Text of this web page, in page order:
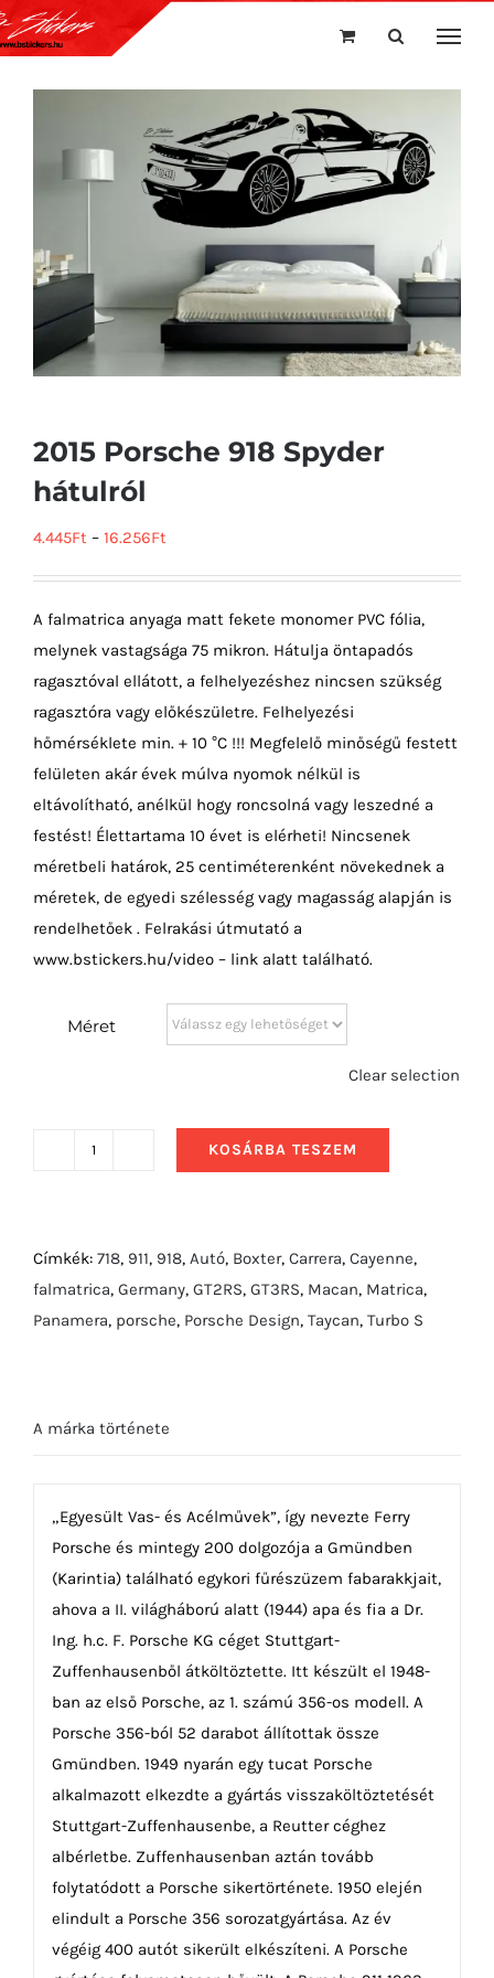
Kihagyás
2015 Porsche 918 Spyder
hátulról
4.445Ft – 16.256Ft
A falmatrica anyaga matt fekete monomer PVC fólia,
melynek vastagsága 75 mikron. Hátulja öntapadós
ragasztóval ellátott, a felhelyezéshez nincsen szükség
ragasztóra vagy előkészületre. Felhelyezési
hőmérséklete min. + 10 °C !!! Megfelelő minőségű festett
felületen akár évek múlva nyomok nélkül is
eltávolítható, anélkül hogy roncsolná vagy leszedné a
festést! Élettartama 10 évet is elérheti! Nincsenek
méretbeli határok, 25 centiméterenként növekednek a
méretek, de egyedi szélesség vagy magasság alapján is
rendelhetőek . Felrakási útmutató a
www.bstickers.hu/video – link alatt található.
Méret
Clear selection
Spyder
hátulról
mennyiség
KOSÁRBA TESZEM
Címkék: 718, 911, 918, Autó, Boxter, Carrera, Cayenne,
falmatrica, Germany, GT2RS, GT3RS, Macan, Matrica,
Panamera, porsche, Porsche Design, Taycan, Turbo S
A márka története
„Egyesült Vas- és Acélművek”, így nevezte Ferry
Porsche és mintegy 200 dolgozója a Gmündben
(Karintia) található egykori fűrészüzem fabarakkjait,
ahova a II. világháború alatt (1944) apa és fia a Dr.
Ing. h.c. F. Porsche KG céget Stuttgart-
Zuffenhausenből átköltöztette. Itt készült el 1948-
ban az első Porsche, az 1. számú 356-os modell. A
Porsche 356-ból 52 darabot állítottak össze
Gmündben. 1949 nyarán egy tucat Porsche
alkalmazott elkezdte a gyártás visszaköltöztetését
Stuttgart-Zuffenhausenbe, a Reutter céghez
albérletbe. Zuffenhausenban aztán tovább
folytatódott a Porsche sikertörténete. 1950 elején
elindult a Porsche 356 sorozatgyártása. Az év
végéig 400 autót sikerült elkészíteni. A Porsche